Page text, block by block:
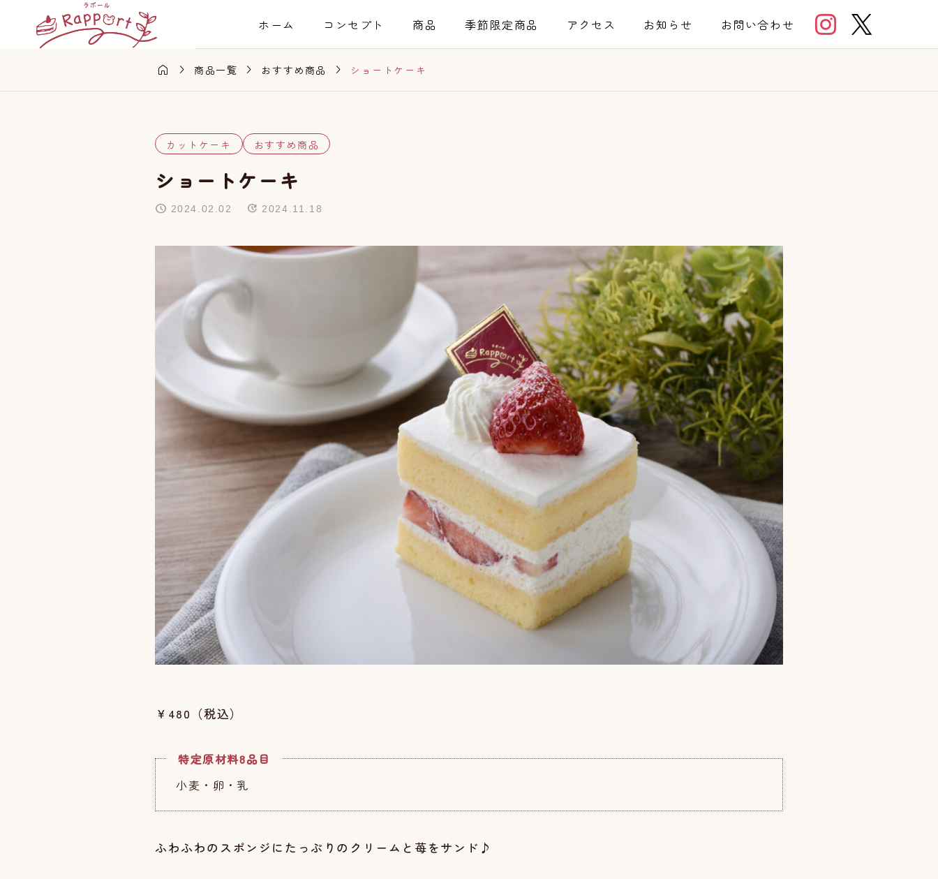
ホーム コンセプト 商品 季節限定商品 アクセス お知らせ お問い合わせ  
  商品一覧  おすすめ商品  ショートケーキ
カットケーキ おすすめ商品
ショートケーキ
2024.02.02 2024.11.18
￥480（税込）
特定原材料8品目
小麦・卵・乳
ふわふわのスポンジにたっぷりのクリームと苺をサンド♪